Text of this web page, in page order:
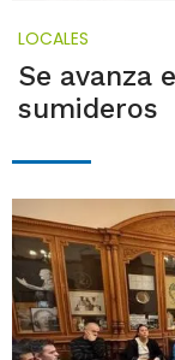
LOCALES
Se avanza
sumideros